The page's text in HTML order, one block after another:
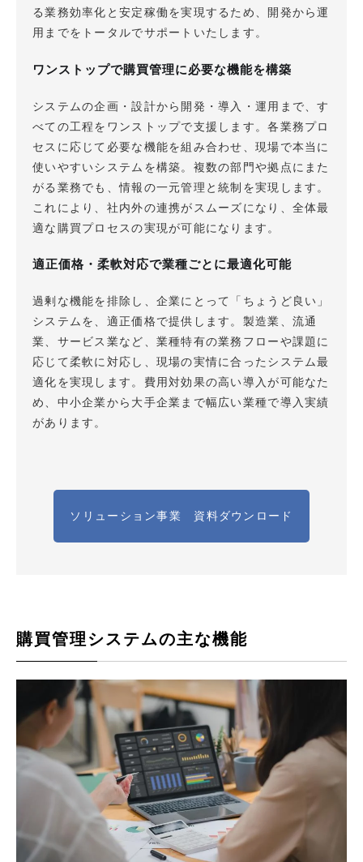
る業務効率化と安定稼働を実現するため、開発から運
用までをトータルでサポートいたします。
ワンストップで購買管理に必要な機能を構築
システムの企画・設計から開発・導入・運用まで、す
べての工程をワンストップで支援します。各業務プロ
セスに応じて必要な機能を組み合わせ、現場で本当に
使いやすいシステムを構築。複数の部門や拠点にまた
がる業務でも、情報の一元管理と統制を実現します。
これにより、社内外の連携がスムーズになり、全体最
適な購買プロセスの実現が可能になります。
適正価格・柔軟対応で業種ごとに最適化可能
過剰な機能を排除し、企業にとって「ちょうど良い」
システムを、適正価格で提供します。製造業、流通
業、サービス業など、業種特有の業務フローや課題に
応じて柔軟に対応し、現場の実情に合ったシステム最
適化を実現します。費用対効果の高い導入が可能なた
め、中小企業から大手企業まで幅広い業種で導入実績
があります。
ソリューション事業 資料ダウンロード
購買管理システムの主な機能